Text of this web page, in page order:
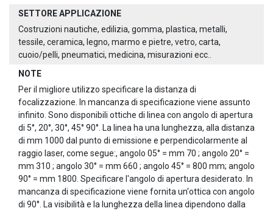
SETTORE APPLICAZIONE
Costruzioni nautiche, edilizia, gomma, plastica, metalli,
tessile, ceramica, legno, marmo e pietre, vetro, carta,
cuoio/pelli, pneumatici, medicina, misurazioni ecc..
NOTE
Per il migliore utilizzo specificare la distanza di
focalizzazione. In mancanza di specificazione viene assunto
infinito. Sono disponibili ottiche di linea con angolo di apertura
di 5°, 20°, 30°, 45° 90°. La linea ha una lunghezza, alla distanza
di mm 1000 dal punto di emissione e perpendicolarmente al
raggio laser, come segue:, angolo 05° = mm 70 ; angolo 20° =
mm 310 ; angolo 30° = mm 660 ; angolo 45° = 800 mm; angolo
90° = mm 1800. Specificare l'angolo di apertura desiderato. In
mancanza di specificazione viene fornita un'ottica con angolo
di 90°. La visibilità e la lunghezza della linea dipendono dalla